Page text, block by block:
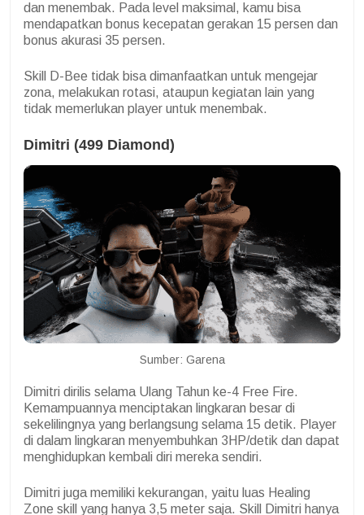
dan menembak. Pada level maksimal, kamu bisa
mendapatkan bonus kecepatan gerakan 15 persen dan
bonus akurasi 35 persen.
Skill D-Bee tidak bisa dimanfaatkan untuk mengejar
zona, melakukan rotasi, ataupun kegiatan lain yang
tidak memerlukan player untuk menembak.
Dimitri (499 Diamond)
Sumber: Garena
Dimitri dirilis selama Ulang Tahun ke-4 Free Fire.
Kemampuannya menciptakan lingkaran besar di
sekelilingnya yang berlangsung selama 15 detik. Player
di dalam lingkaran menyembuhkan 3HP/detik dan dapat
menghidupkan kembali diri mereka sendiri.
Dimitri juga memiliki kekurangan, yaitu luas Healing
Zone skill yang hanya 3,5 meter saja. Skill Dimitri hanya